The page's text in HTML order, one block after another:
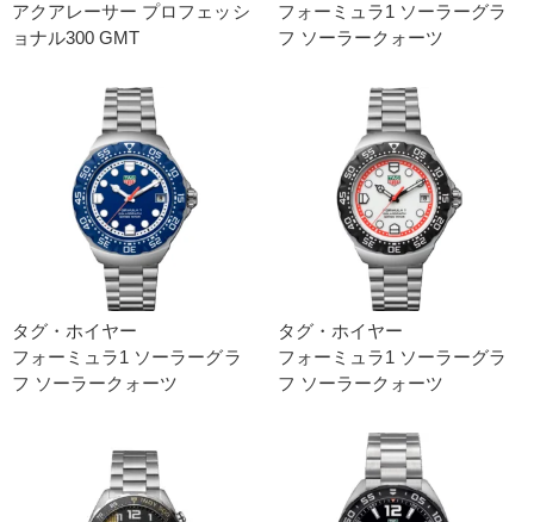
アクアレーサー プロフェッシ
ョナル300 GMT
フォーミュラ1 ソーラーグラ
フ ソーラークォーツ
タグ・ホイヤー
フォーミュラ1 ソーラーグラ
フ ソーラークォーツ
タグ・ホイヤー
フォーミュラ1 ソーラーグラ
フ ソーラークォーツ